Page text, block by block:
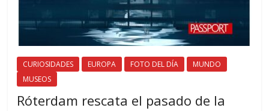
CURIOSIDADES EUROPA FOTO DEL DÍA
MUNDO
MUSEOS
Róterdam rescata el pasado de la